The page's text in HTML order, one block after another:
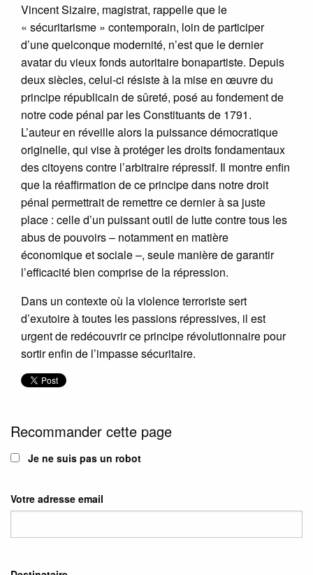
Vincent Sizaire, magistrat, rappelle que le
« sécuritarisme » contemporain, loin de participer
d’une quelconque modernité, n’est que le dernier
avatar du vieux fonds autoritaire bonapartiste. Depuis
deux siècles, celui-ci résiste à la mise en œuvre du
principe républicain de sûreté, posé au fondement de
notre code pénal par les Constituants de 1791.
L’auteur en réveille alors la puissance démocratique
originelle, qui vise à protéger les droits fondamentaux
des citoyens contre l’arbitraire répressif. Il montre enfin
que la réaffirmation de ce principe dans notre droit
pénal permettrait de remettre ce dernier à sa juste
place : celle d’un puissant outil de lutte contre tous les
abus de pouvoirs – notamment en matière
économique et sociale –, seule manière de garantir
l’efficacité bien comprise de la répression.
Dans un contexte où la violence terroriste sert
d’exutoire à toutes les passions répressives, il est
urgent de redécouvrir ce principe révolutionnaire pour
sortir enfin de l’impasse sécuritaire.
Recommander cette page
Je ne suis pas un robot
Votre adresse email